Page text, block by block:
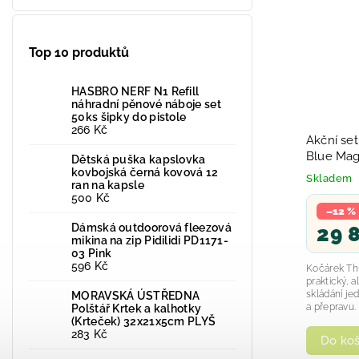
Top 10 produktů
HASBRO NERF N1 Refill
náhradní pěnové náboje set
50ks šipky do pistole
266 Kč
Dětská puška kapslovka
kovbojská černá kovová 12
ran na kapsle
500 Kč
Dámská outdoorová fleezová
mikina na zip Pidilidi PD1171-
03 Pink
596 Kč
MORAVSKÁ ÚSTŘEDNA
Polštář Krtek a kalhotky
(Krteček) 32x21x5cm PLYŠ
283 Kč
Akční
Blue
Madlo +
Skladem
–12 %
29
Do
Kočárek
praktický,
skládání
a přepravu.